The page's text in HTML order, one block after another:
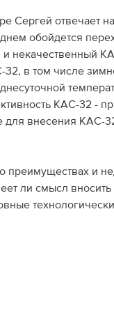
Сергей отвечает
обойдется
некачественный
в том числе
КАС-32 -
внесения КАС-
преимуществах и
ли смысл